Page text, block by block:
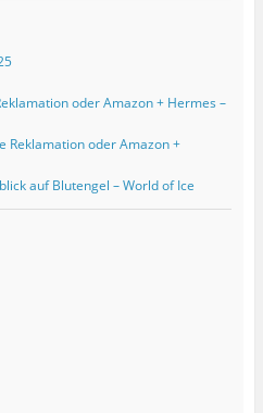
oder Amazon + Hermes –
Reklamation oder Amazon +
auf Blutengel – World of Ice